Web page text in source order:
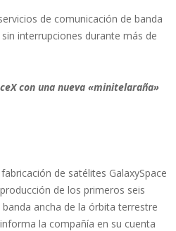
de comunicación de banda
interrupciones durante más de
con una nueva «minitelaraña»
de satélites GalaxySpace
de los primeros seis
ancha de la órbita terrestre
la compañía en su cuenta